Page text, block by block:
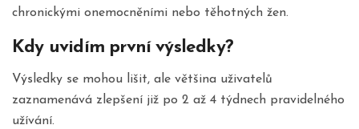
chronickými onemocněními nebo těhotných žen.
Kdy uvidím první výsledky?
Výsledky se mohou lišit, ale většina uživatelů
zaznamenává zlepšení již po 2 až 4 týdnech pravidelného
užívání.